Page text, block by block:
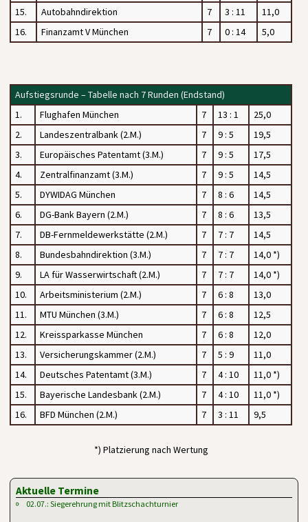
15.
Autobahndirektion 7 3 : 11
11,0
16.
Finanzamt V München 7 0 : 14 5,0
Aufstiegsrunde – Tabelle nach 7 Runden (Endstand)
1.
Flughafen München 7 13 : 1
25,0
2.
Landeszentralbank (2.M.) 7 9 : 5
19,5
3.
Europäisches Patentamt (3.M.) 7 9 : 5
17,5
4.
Zentralfinanzamt (3.M.) 7 9 : 5
14,5
5.
DYWIDAG München 7 8 : 6
14,5
6.
DG-Bank Bayern (2.M.) 7 8 : 6
13,5
7.
DB-Fernmeldewerkstätte (2.M.) 7 7 : 7
14,5
8.
Bundesbahndirektion (3.M.) 7 7 : 7
14,0 *)
9.
LA für Wasserwirtschaft (2.M.) 7 7 : 7
14,0 *)
10.
Arbeitsministerium (2.M.) 7 6 : 8
13,0
11.
MTU München (3.M.) 7 6 : 8
12,5
12.
Kreissparkasse München 7 6 : 8
12,0
13.
Versicherungskammer (2.M.) 7 5 : 9
11,0
14.
Deutsches Patentamt (3.M.) 7 4 : 10
11,0 *)
15.
Bayerische Landesbank (2.M.) 7 4 : 10
11,0 *)
16.
BFD München (2.M.) 7 3 : 11 9,5
*) Platzierung nach Wertung
Aktuelle Termine
02.07.: Siegerehrung mit Blitzschachturnier